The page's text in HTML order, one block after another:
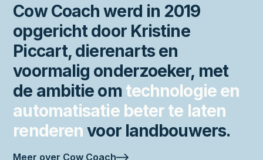
Cow Coach werd in 2019
opgericht door Kristine
Piccart, dierenarts en
voormalig onderzoeker, met
de ambitie om technologie en
automatisatie beter te laten
renderen voor landbouwers.
Meer over Cow Coach